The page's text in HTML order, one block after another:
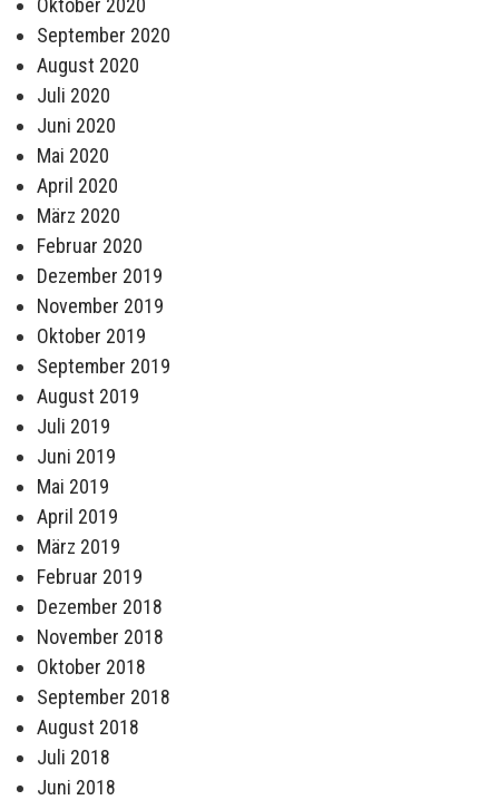
Oktober 2020
September 2020
August 2020
Juli 2020
Juni 2020
Mai 2020
April 2020
März 2020
Februar 2020
Dezember 2019
November 2019
Oktober 2019
September 2019
August 2019
Juli 2019
Juni 2019
Mai 2019
April 2019
März 2019
Februar 2019
Dezember 2018
November 2018
Oktober 2018
September 2018
August 2018
Juli 2018
Juni 2018